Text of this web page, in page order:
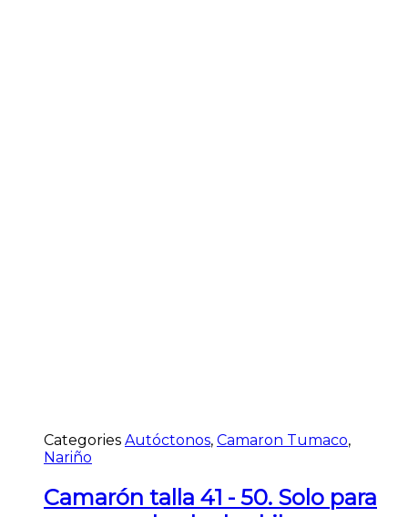
Categories Autóctonos, Camaron Tumaco,
Nariño
Camarón talla 41 - 50. Solo para